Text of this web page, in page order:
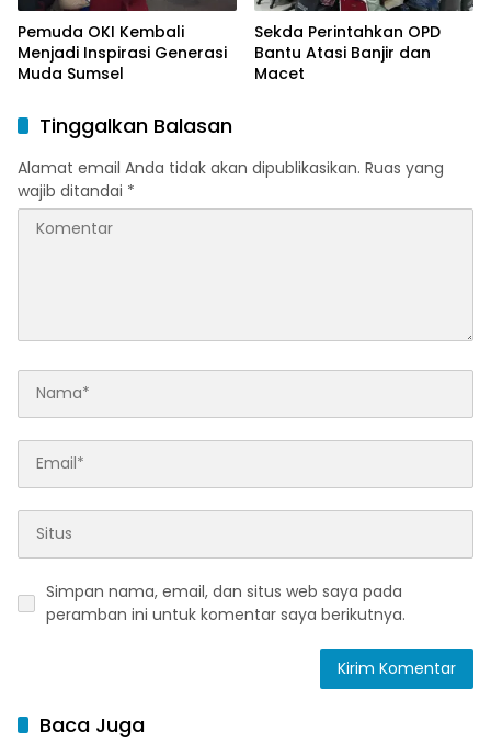
Pemuda OKI Kembali
Menjadi Inspirasi Generasi
Muda Sumsel
Sekda Perintahkan OPD
Bantu Atasi Banjir dan
Macet
Tinggalkan Balasan
Alamat email Anda tidak akan dipublikasikan. Ruas yang
wajib ditandai *
Simpan nama, email, dan situs web saya pada
peramban ini untuk komentar saya berikutnya.
Baca Juga